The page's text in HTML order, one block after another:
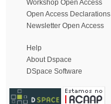
Workshop Open Access
Open Access Declarations
Newsletter Open Access
Help
About Dspace
DSpace Software